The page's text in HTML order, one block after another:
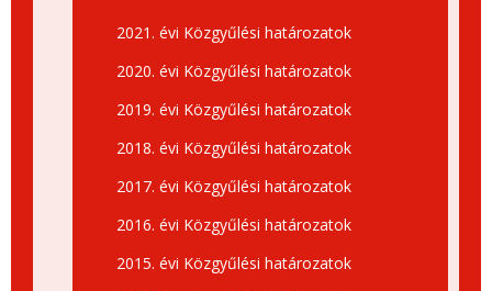
2021. évi Közgyűlési határozatok
2020. évi Közgyűlési határozatok
2019. évi Közgyűlési határozatok
2018. évi Közgyűlési határozatok
2017. évi Közgyűlési határozatok
2016. évi Közgyűlési határozatok
2015. évi Közgyűlési határozatok